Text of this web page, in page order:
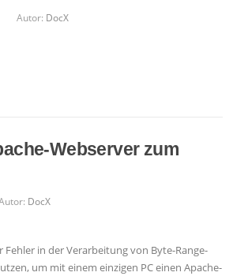
Autor: DocX
Webserver zum
DocX
Fehler in der Verarbeitung von Byte-Range-
um mit einem einzigen PC einen Apache-